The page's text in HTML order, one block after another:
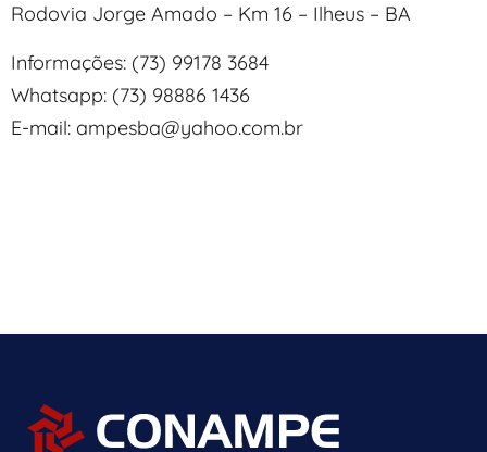
Rodovia Jorge Amado – Km 16 – Ilheus – BA
Informações: (73) 99178 3684
Whatsapp: (73) 98886 1436
E-mail: ampesba@yahoo.com.br